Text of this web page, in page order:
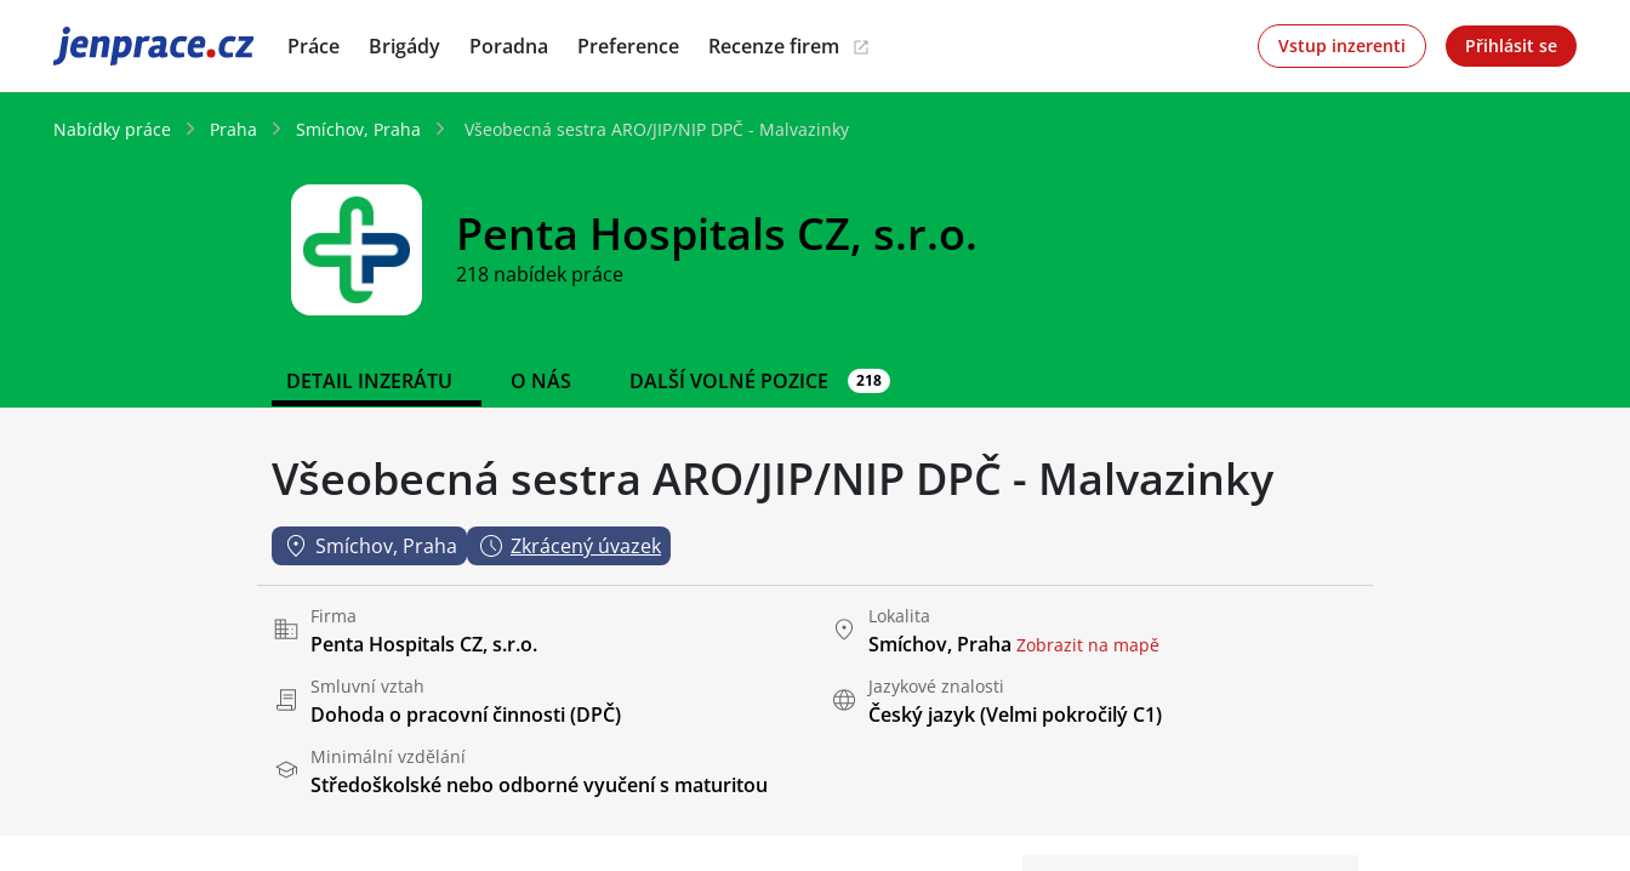
JenPráce.cz Práce Brigády Poradna Preference Recenze firem Vstup inzerenti Přihlásit se
Nabídky práce Praha Smíchov, Praha Všeobecná sestra ARO/JIP/NIP DPČ - Malvazinky
Penta Hospitals CZ, s.r.o.
218 nabídek práce
DETAIL INZERÁTU O NÁS DALŠÍ VOLNÉ POZICE 218
Všeobecná sestra ARO/JIP/NIP DPČ - Malvazinky
Smíchov, Praha Zkrácený úvazek
Firma
Penta Hospitals CZ, s.r.o.
Lokalita
Smíchov, Praha Zobrazit na mapě
Smluvní vztah
Dohoda o pracovní činnosti (DPČ)
Jazykové znalosti
Český jazyk(Velmi pokročilý C1)
Minimální vzdělání
Středoškolské nebo odborné vyučení s maturitou